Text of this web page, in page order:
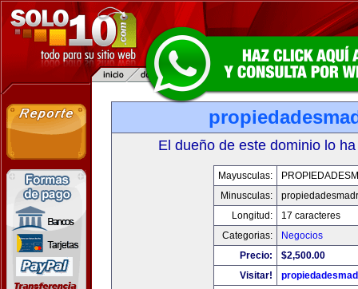
El dueño de este dominio lo
Mayusculas:
Minusculas:
Longitud:
17 caracteres
Categorias:
Negocios
Precio:
$2,500.00
Visitar!